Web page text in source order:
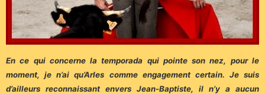
En ce qui concerne la temporada qui pointe son nez, pour le
moment, je n’ai qu’Arles comme engagement certain. Je suis
d’ailleurs reconnaissant envers Jean-Baptiste, il n’y a aucun